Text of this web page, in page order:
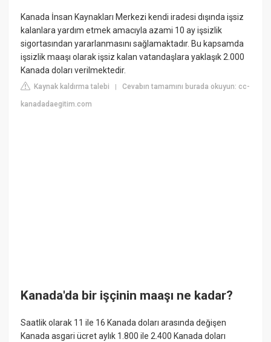
Kanada İnsan Kaynakları Merkezi kendi iradesi dışında işsiz
kalanlara yardım etmek amacıyla azami 10 ay işsizlik
sigortasından yararlanmasını sağlamaktadır. Bu kapsamda
işsizlik maaşı olarak işsiz kalan vatandaşlara yaklaşık 2.000
Kanada doları verilmektedir.
Kaynak kaldırma talebi |Cevabın tamamını burada okuyun: cc-
kanadadaegitim.com
Kanada'da bir işçinin maaşı ne kadar?
Saatlik olarak 11 ile 16 Kanada doları arasında değişen
Kanada asgari ücret aylık 1.800 ile 2.400 Kanada doları